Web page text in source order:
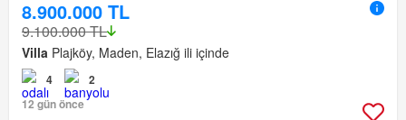
8.900.000 TL
9.100.000 TL
Villa Plajköy, Maden, Elazığ ili içinde
4
2
12 gün önce